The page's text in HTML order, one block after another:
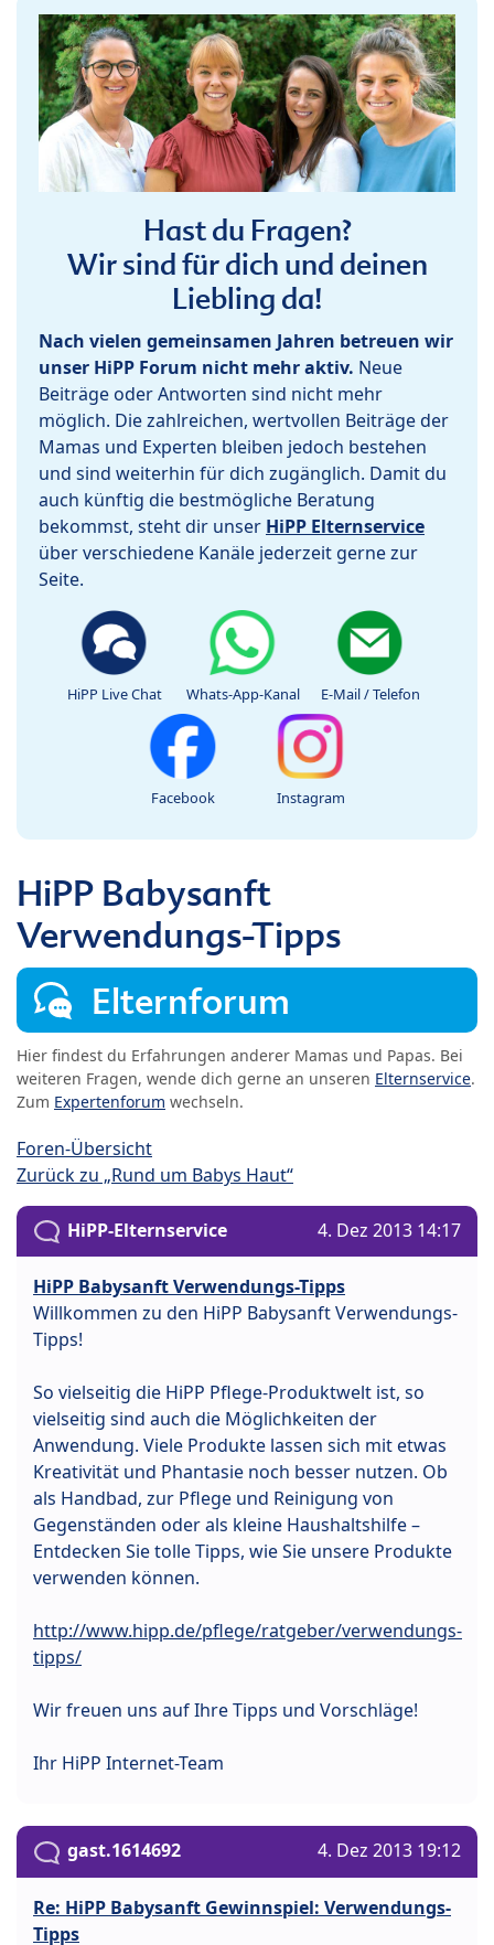
Hast du Fragen?
Wir sind für dich und deinen
Liebling da!
Nach vielen gemeinsamen Jahren betreuen wir
unser HiPP Forum nicht mehr aktiv. Neue
Beiträge oder Antworten sind nicht mehr
möglich. Die zahlreichen, wertvollen Beiträge der
Mamas und Experten bleiben jedoch bestehen
und sind weiterhin für dich zugänglich. Damit du
auch künftig die bestmögliche Beratung
bekommst, steht dir unser HiPP Elternservice
über verschiedene Kanäle jederzeit gerne zur
Seite.
HiPP Live Chat Whats-App-Kanal E-Mail / Telefon
Facebook Instagram
HiPP Babysanft
Verwendungs-Tipps
Elternforum
Hier findest du Erfahrungen anderer Mamas und Papas. Bei
weiteren Fragen, wende dich gerne an unseren Elternservice.
Zum Expertenforum wechseln.
Foren-Übersicht
Zurück zu „Rund um Babys Haut“
HiPP-Elternservice 4. Dez 2013 14:17
HiPP Babysanft Verwendungs-Tipps
Willkommen zu den HiPP Babysanft Verwendungs-
Tipps!
So vielseitig die HiPP Pflege-Produktwelt ist, so
vielseitig sind auch die Möglichkeiten der
Anwendung. Viele Produkte lassen sich mit etwas
Kreativität und Phantasie noch besser nutzen. Ob
als Handbad, zur Pflege und Reinigung von
Gegenständen oder als kleine Haushaltshilfe –
Entdecken Sie tolle Tipps, wie Sie unsere Produkte
verwenden können.
http://www.hipp.de/pflege/ratgeber/verwendungs-
tipps/
Wir freuen uns auf Ihre Tipps und Vorschläge!
Ihr HiPP Internet-Team
gast.1614692 4. Dez 2013 19:12
Re: HiPP Babysanft Gewinnspiel: Verwendungs-
Tipps